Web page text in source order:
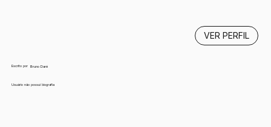
Escrito por Bruno Daré
Usuário não possui biografia
VER PERFIL